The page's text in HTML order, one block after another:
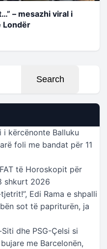
– mesazhi viral i
Londër
kërcënonte Balluku
foli me bandat për 11
të Horoskopit për
shkurt 2026
Edi Rama e shpalli
sot të papriturën, ja
Siti dhe PSG-Çelsi si
me Barcelonën,